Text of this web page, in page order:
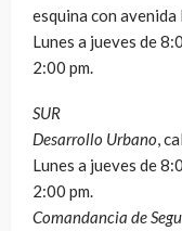
esquina con
Lunes a jueves de
2:00 pm.
SUR
Desarrollo Urbano,
Lunes a jueves de
2:00 pm.
Comandancia de